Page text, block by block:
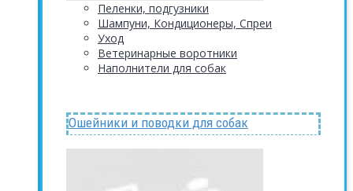
Пеленки, подгузники
Шампуни, Кондиционеры, Спреи
Уход
Ветеринарные воротники
Наполнители для собак
Ошейники и поводки для собак